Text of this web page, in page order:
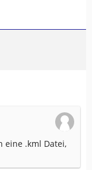
eine .kml Datei,